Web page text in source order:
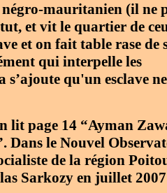
mauritanien (il ne
et vit le quartier de
et on fait table rase de
qui interpelle les
s’ajoute qu'un esclave
lit page 14 “Ayman
Dans le Nouvel
de la région
Sarkozy en juillet 2007